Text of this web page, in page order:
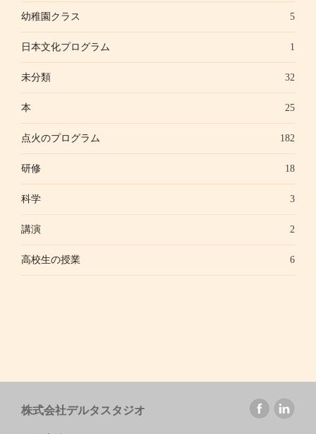
幼稚園クラス 5
日本文化プログラム 1
未分類 32
本 25
点火のプログラム 182
研修 18
科学 3
講演 2
高校生の授業 6
株式会社デルタスタジオ